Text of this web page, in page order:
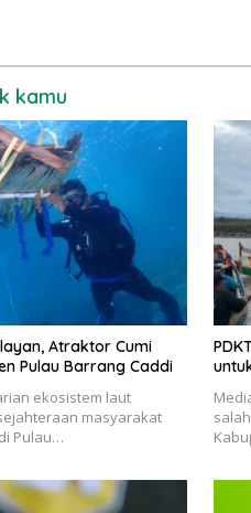
kamu
Atraktor Cumi
Pulau Barrang Caddi
ekosistem laut
masyarakat
Pulau…